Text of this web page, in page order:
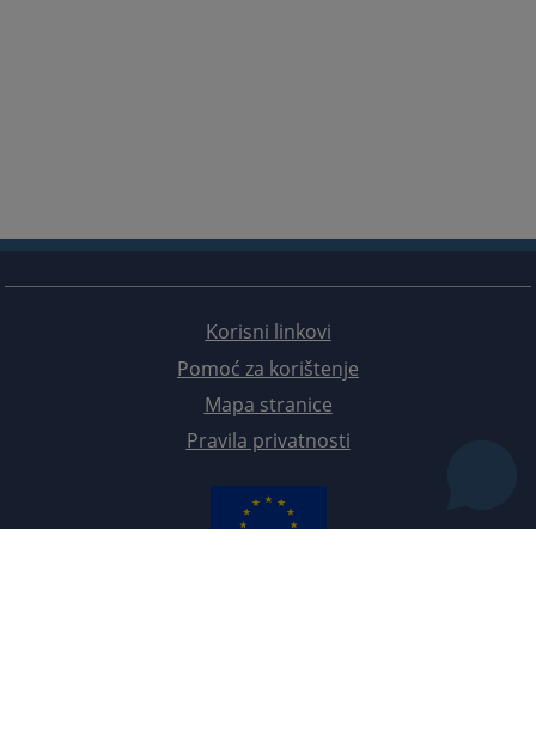
Korisni linkovi
Pomoć za korištenje
Mapa stranice
Pravila privatnosti